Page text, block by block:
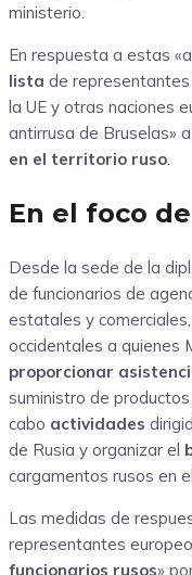
ministerio.
En respuesta a estas
lista de
la UE y otras naciones
antirrusa de Bruselas»
en el territorio ruso
En el foco
Desde la sede de la
de funcionarios de
estatales y
occidentales a quienes
proporcionar
suministro de
cabo actividades
de Rusia y organizar el
cargamentos rusos en
Las medidas de
representantes
funcionarios rusos»